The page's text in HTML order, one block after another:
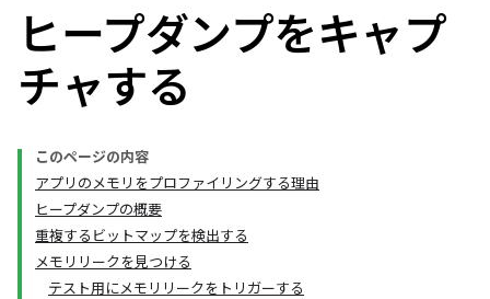
ヒープダンプをキャプ
チャする
このページの内容
アプリのメモリをプロファイリングする理由
ヒープダンプの概要
重複するビットマップを検出する
メモリリークを見つける
テスト用にメモリリークをトリガーする